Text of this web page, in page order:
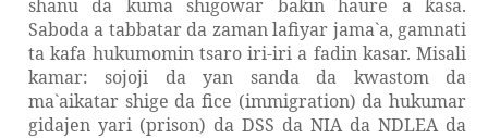
shanu da kuma shigowar baƙin haure aƙasa.
Saboda a tabbatar da zaman lafiyar jama`a, gamnati
ta kafa hukumomin tsaro iri-iri a fadin kasar. Misali
kamar: sojoji da yan sanda da kwastom da
ma`aikatar shige da fice (immigration) da hukumar
gidajen yari (prison) da DSS da NIA da NDLEA da